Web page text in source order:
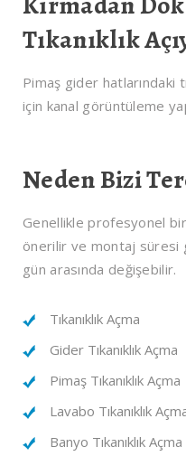
Tıkanıklık
Pimaş gider hatlarındaki
için kanal görüntüleme
Neden Bizi
Genellikle profesyonel bir
önerilir ve montaj süresi
gün arasında değişebilir.
Tıkanıklık Açma
Gider Tıkanıklık Açma
Pimaş Tıkanıklık Açma
Lavabo Tıkanıklık
Banyo Tıkanıklık Açma